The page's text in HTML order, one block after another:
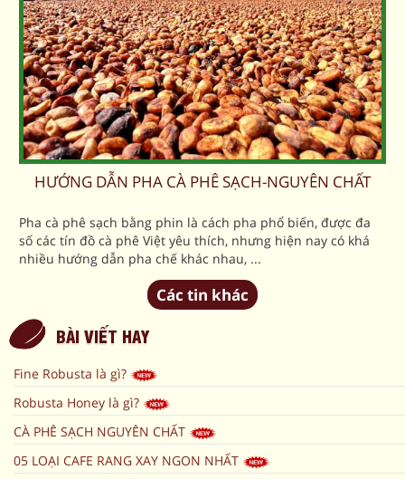
HƯỚNG DẪN PHA CÀ PHÊ SẠCH-NGUYÊN CHẤT
Pha cà phê sạch bằng phin là cách pha phổ biến, được đa
số các tín đồ cà phê Việt yêu thích, nhưng hiện nay có khá
nhiều hướng dẫn pha chế khác nhau, ...
Các tin khác
BÀI VIẾT HAY
Fine Robusta là gì?
Robusta Honey là gì?
CÀ PHÊ SẠCH NGUYÊN CHẤT
05 LOẠI CAFE RANG XAY NGON NHẤT